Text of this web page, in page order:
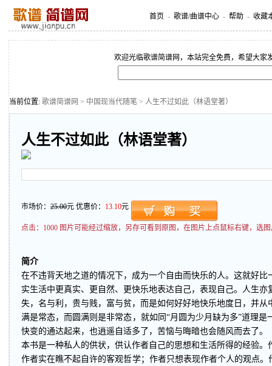
首页 - 歌谱/曲谱中心 - 帮助 - 收藏
欢迎光临歌谱简谱网，本站完全免费，希望大家
当前位置: 歌谱简谱网 > 中国现当代随笔 > 人生不过如此（林语堂著）
人生不过如此（林语堂著）
市场价： 25.00元 优惠价： 13.10元
点击： 1000 图片可能经过缩放，另存可看到原图，在图片上点鼠标右键，选
简介
在不违背天地之道的情况下，成为一个自由而快乐的人。这就好
实生活中更真实、更自然、更快乐地表达自己，表现自己。人生
失，名与利，贵与贱，富与贫，而是如何好好地快乐地度日，并
满是常态，而圆满则是非常态，就如同“月圆为少月缺为多”道理
快变的通达起来，也逍遥自适多了，苦恼与晦暗也会随风而去了。
本书是一种私人的供状，供认作者自己的思想和生活所得的经验
作者实在瞧不起自许的客观哲学；作者只想表现作者个人的观点